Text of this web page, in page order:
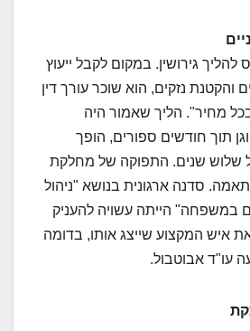
להליך גירושין. במקום לקבל ייעוץ
והקטנת נזקים, הוא שוכר עורך דין
מחיר". הליך שאמור היה
תוך חודשים ספורים, הופך
שנים. התפוקה של מחלקת
סדנה ארגונית בנושא "ניהול
במשפחה" הייתה עשויה להעניק
את איש המקצוע שייצג אותו, בדומה
עו"ד אבוטבול.